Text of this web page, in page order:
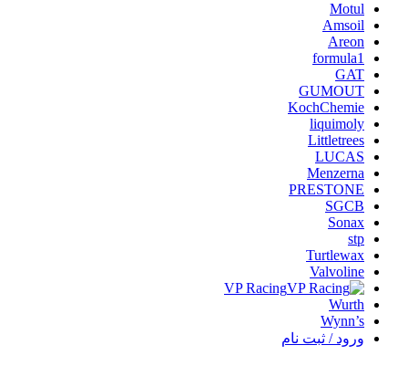
Motul
Amsoil
Areon
formula1
GAT
GUMOUT
KochChemie
liquimoly
Littletrees
LUCAS
Menzerna
PRESTONE
SGCB
Sonax
stp
Turtlewax
Valvoline
VP Racing
Wurth
Wynn’s
ورود / ثبت نام